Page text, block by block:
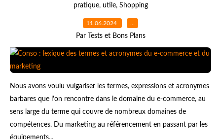
pratique, utile, Shopping
11.06.2024 …
Par Tests et Bons Plans
Nous avons voulu vulgariser les termes, expressions et acronymes
barbares que l'on rencontre dans le domaine du e-commerce, au
sens large du terme qui couvre de nombreux domaines de
compétences. Du marketing au référencement en passant par les
équipements...